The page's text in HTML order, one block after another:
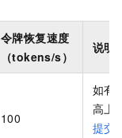
令牌恢复速度
（tokens/s）
说明
100
如有
高上
提交